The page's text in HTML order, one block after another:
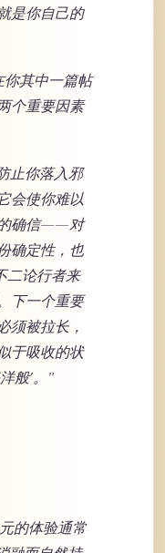
是你自己的
其中一篇帖
个重要因素
止你落入邪
会使你难以
确信——对
确定性，也
二论行者来
下一个重要
须被拉长，
于吸收的状
般’。"
的体验通常